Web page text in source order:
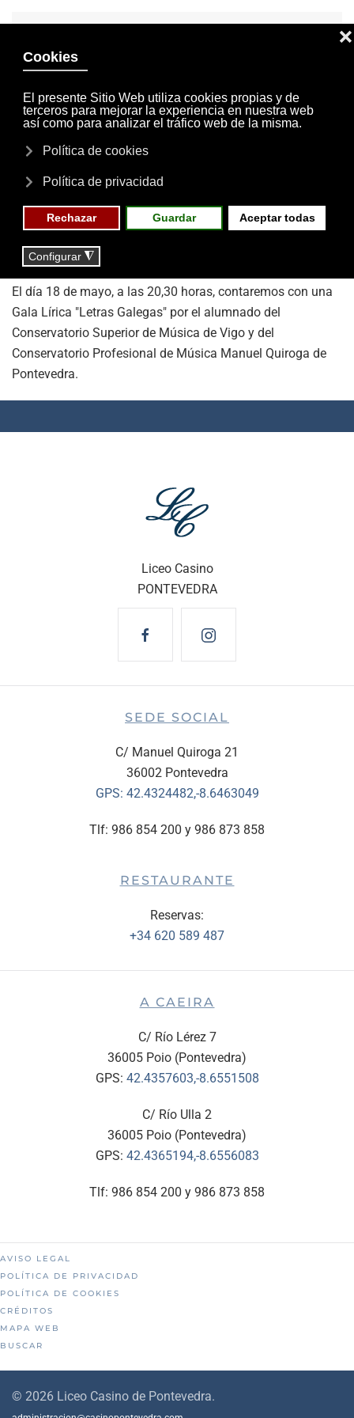
INVITACIONES
MI CUENTA
18 DE MAYO DE 2015
GALA LÍRICA "LETRAS
El día 18 de mayo, a las 20,30 horas, contaremos con una
Gala Lírica "Letras Galegas" por el alumnado del
Conservatorio Superior de Música de Vigo y del
Conservatorio Profesional de Música Manuel Quiroga de
Pontevedra.
Liceo Casino
PONTEVEDRA
SEDE SOCIAL
C/ Manuel Quiroga 21
36002 Pontevedra
GPS: 42.4324482,-8.6463049
Tlf: 986 854 200 y 986 873 858
RESTAURANTE
Reservas:
+34 620 589 487
A CAEIRA
C/ Río Lérez 7
36005 Poio (Pontevedra)
GPS: 42.4357603,-8.6551508
C/ Río Ulla 2
36005 Poio (Pontevedra)
GPS: 42.4365194,-8.6556083
Tlf: 986 854 200 y 986 873 858
AVISO LEGAL
POLÍTICA DE PRIVACIDAD
POLÍTICA DE COOKIES
CRÉDITOS
MAPA WEB
BUSCAR
© 2026 Liceo Casino de Pontevedra.